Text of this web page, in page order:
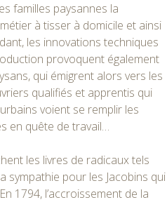
familles paysannes la
à tisser à domicile et ainsi
les innovations techniques
provoquent également
qui émigrent alors vers les
qualifiés et apprentis qui
voient se remplir les
en quête de travail…
les livres de radicaux tels
sympathie pour les Jacobins qui
1794, l’accroissement de la